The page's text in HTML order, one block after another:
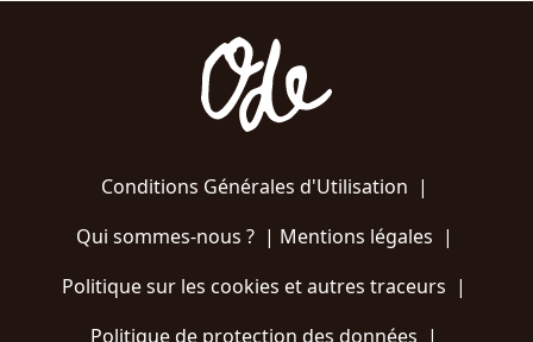
Conditions Générales d'Utilisation |
Qui sommes-nous ?| Mentions légales |
Politique sur les cookies et autres traceurs |
Politique de protection des données |